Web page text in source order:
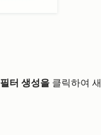
필터 생성을 클릭하여 새